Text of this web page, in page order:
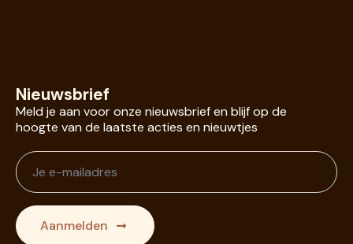
Nieuwsbrief
Meld je aan voor onze nieuwsbrief en blijf op de
hoogte van de laatste acties en nieuwtjes
Je
e-
mailadres
*
Aanmelden